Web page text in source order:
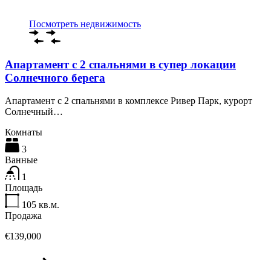
Посмотреть недвижимость
Апартамент с 2 спальнями в супер локации
Солнечного берега
Апартамент с 2 спальнями в комплексе Ривер Парк, курорт
Солнечный…
Комнаты
3
Ванные
1
Площадь
105 кв.м.
Продажа
€139,000